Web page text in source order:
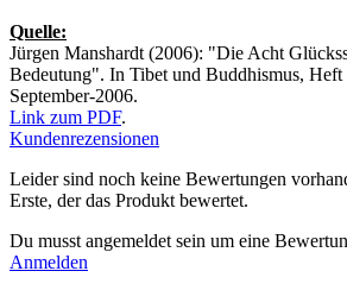
Quelle:
Jürgen Manshardt (2006): "Die Acht
Bedeutung". In Tibet und Buddhismus,
September-2006.
Link zum PDF.
Kundenrezensionen
Leider sind noch keine Bewertungen
Erste, der das Produkt bewertet.
Du musst angemeldet sein um eine
Anmelden